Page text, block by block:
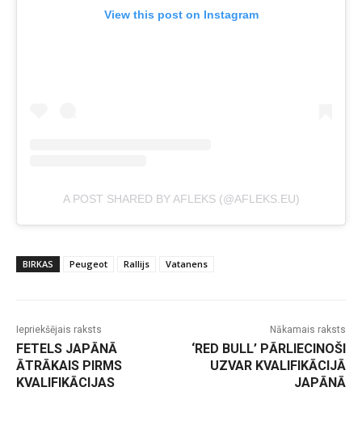
View this post on Instagram
A POST SHARED BY AFLEKS (@AFLEKS.EU)
BIRKAS Peugeot Rallijs Vatanens
Iepriekšējais raksts
FETELS JAPĀNĀ
ĀTRĀKAIS PIRMS
KVALIFIKĀCIJAS
Nākamais raksts
‘RED BULL’ PĀRLIECINOŠI
UZVAR KVALIFIKĀCIJĀ
JAPĀNĀ